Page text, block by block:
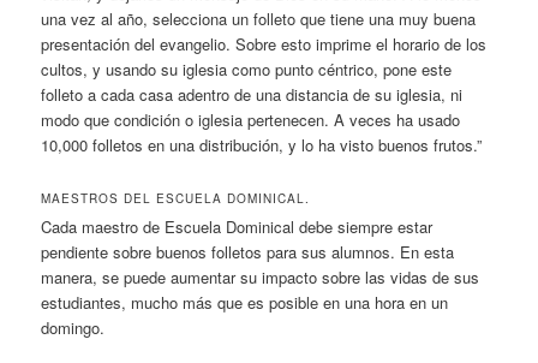
una vez al año, selecciona un folleto que tiene una muy buena
presentación del evangelio. Sobre esto imprime el horario de los
cultos, y usando su iglesia como punto céntrico, pone este
folleto a cada casa adentro de una distancia de su iglesia, ni
modo que condición o iglesia pertenecen. A veces ha usado
10,000 folletos en una distribución, y lo ha visto buenos frutos.”
MAESTROS DEL ESCUELA DOMINICAL.
Cada maestro de Escuela Dominical debe siempre estar
pendiente sobre buenos folletos para sus alumnos. En esta
manera, se puede aumentar su impacto sobre las vidas de sus
estudiantes, mucho más que es posible en una hora en un
domingo.